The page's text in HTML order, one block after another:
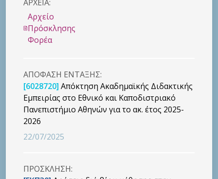
ΑΡΧΕΙΑ:
Αρχείο
Πρόσκλησης
Φορέα
ΑΠΟΦΑΣΗ ΕΝΤΑΞΗΣ:
[6028720] Απόκτηση Ακαδημαϊκής Διδακτικής
Εμπειρίας στο Εθνικό και Καποδιστριακό
Πανεπιστήμιο Αθηνών για το ακ. έτος 2025-
2026
22/07/2025
ΠΡΟΣΚΛΗΣΗ: